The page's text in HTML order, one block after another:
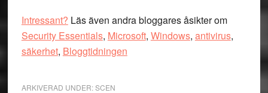
Intressant? Läs även andra bloggares åsikter om
Security Essentials, Microsoft, Windows, antivirus,
säkerhet, Bloggtidningen
ARKIVERAD UNDER:SCEN